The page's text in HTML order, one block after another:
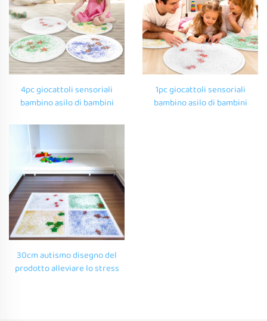
4pc giocattoli sensoriali
bambino asilo di bambini
dinamiche pavimento
sensoriale liquido per bambini
bambino tappeto gel per
bambini
1pc giocattoli sensoriali
bambino asilo di bambini
30cm autismo disegno del
prodotto alleviare lo stress